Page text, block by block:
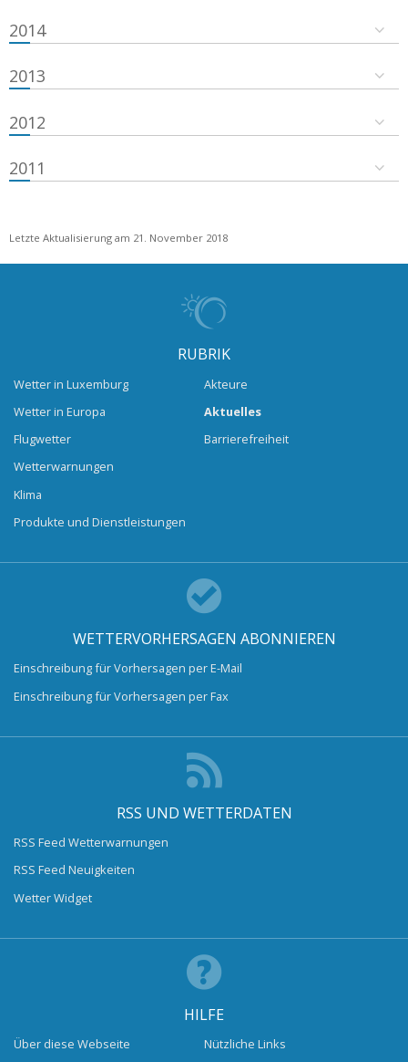
2014
2013
2012
2011
Letzte Aktualisierung am 21. November 2018
RUBRIK
Wetter in Luxemburg
Wetter in Europa
Flugwetter
Wetterwarnungen
Klima
Produkte und Dienstleistungen
Akteure
Aktuelles
Barrierefreiheit
WETTERVORHERSAGEN ABONNIEREN
Einschreibung für Vorhersagen per E-Mail
Einschreibung für Vorhersagen per Fax
RSS UND WETTERDATEN
RSS Feed Wetterwarnungen
RSS Feed Neuigkeiten
Wetter Widget
HILFE
Über diese Webseite Nützliche Links